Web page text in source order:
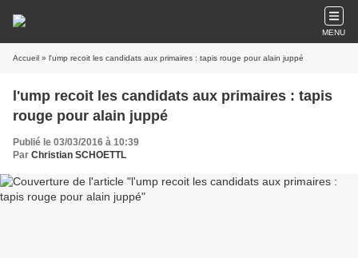
MENU
Accueil » l'ump recoit les candidats aux primaires : tapis rouge pour alain juppé
l'ump recoit les candidats aux primaires : tapis
rouge pour alain juppé
Publié le 03/03/2016 à 10:39
Par Christian SCHOETTL